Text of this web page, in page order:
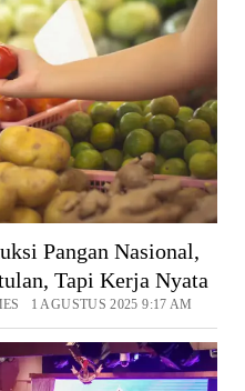
Pangan Nasional,
Tapi Kerja Nyata
1 AGUSTUS 2025 9:17 AM